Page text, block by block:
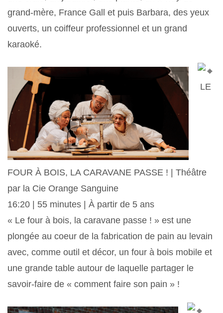
grand-mère, France Gall et puis Barbara, des yeux
ouverts, un coiffeur professionnel et un grand
karaoké.
LE
FOUR À BOIS, LA CARAVANE PASSE ! | Théâtre
par la Cie Orange Sanguine
16:20 | 55 minutes | À partir de 5 ans
« Le four à bois, la caravane passe ! » est une
plongée au coeur de la fabrication de pain au levain
avec, comme outil et décor, un four à bois mobile et
une grande table autour de laquelle partager le
savoir-faire de « comment faire son pain » !